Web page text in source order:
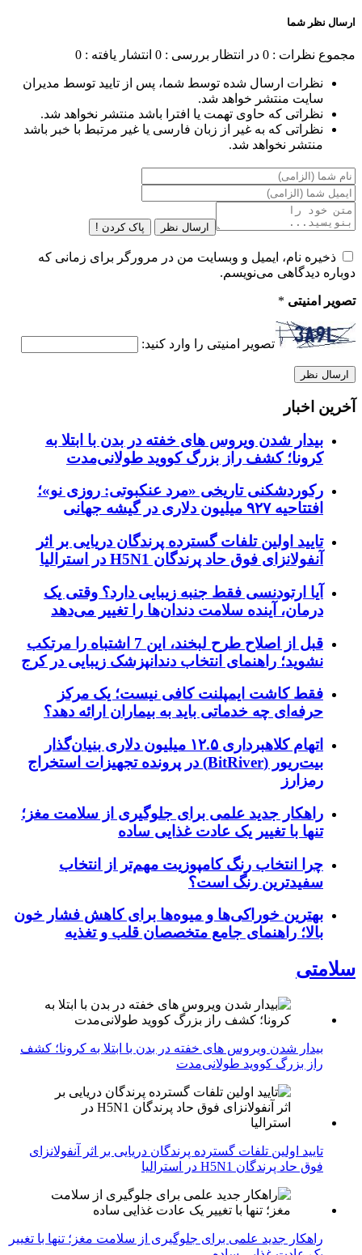
ارسال نظر شما
مجموع نظرات : 0 در انتظار بررسی : 0 انتشار یافته : 0
نظرات ارسال شده توسط شما، پس از تایید توسط مدیران
سایت منتشر خواهد شد.
نظراتی که حاوی تهمت یا افترا باشد منتشر نخواهد شد.
نظراتی که به غیر از زبان فارسی یا غیر مرتبط با خبر باشد
منتشر نخواهد شد.
ارسال نظر پاک کردن !
ذخیره نام، ایمیل و وبسایت من در مرورگر برای زمانی که
دوباره دیدگاهی می‌نویسم.
تصویر امنیتی *
تصویر امنیتی را وارد کنید:
آخرین اخبار
بیدار شدن ویروس‌ های خفته در بدن با ابتلا به
کرونا؛ کشف راز بزرگ کووید طولانی‌مدت
رکوردشکنی تاریخی «مرد عنکبوتی: روزی نو»؛
افتتاحیه ۹۲۷ میلیون دلاری در گیشه جهانی
تایید اولین تلفات گسترده پرندگان دریایی بر اثر
آنفولانزای فوق حاد پرندگان H5N1 در استرالیا
آیا ارتودنسی فقط جنبه زیبایی دارد؟ وقتی یک
درمان، آینده سلامت دندان‌ها را تغییر می‌دهد
قبل از اصلاح طرح لبخند، این 7 اشتباه را مرتکب
نشوید؛ راهنمای انتخاب دندانپزشک زیبایی در کرج
فقط کاشت ایمپلنت کافی نیست؛ یک مرکز
حرفه‌ای چه خدماتی باید به بیماران ارائه دهد؟
اتهام کلاهبرداری ۱۲.۵ میلیون دلاری بنیان‌گذار
بیت‌ریور (BitRiver) در پرونده تجهیزات استخراج
رمزارز
راهکار جدید علمی برای جلوگیری از سلامت مغز؛
تنها با تغییر یک عادت غذایی ساده
چرا انتخاب رنگ کامپوزیت مهم‌تر از انتخاب
سفیدترین رنگ است؟
بهترین خوراکی‌ها و میوه‌ها برای کاهش فشار خون
بالا؛ راهنمای جامع متخصصان قلب و تغذیه
سلامتی
بیدار شدن ویروس‌ های خفته در بدن با ابتلا به کرونا؛ کشف
راز بزرگ کووید طولانی‌مدت
تایید اولین تلفات گسترده پرندگان دریایی بر اثر آنفولانزای
فوق حاد پرندگان H5N1 در استرالیا
راهکار جدید علمی برای جلوگیری از سلامت مغز؛ تنها با تغییر